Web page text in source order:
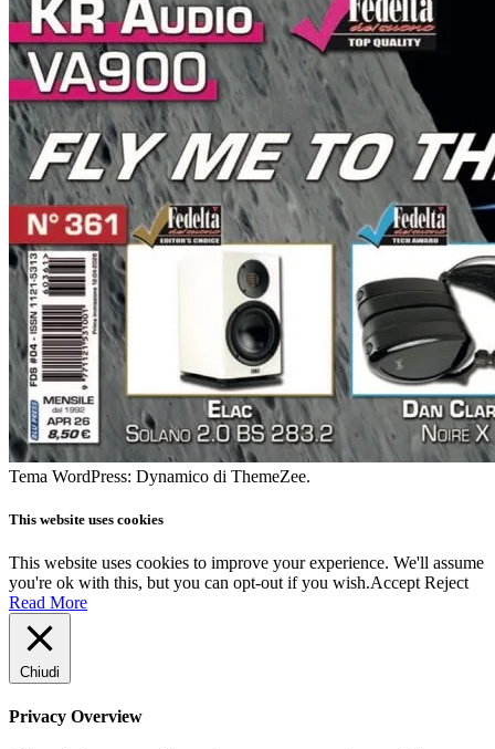
Tema WordPress: Dynamico di ThemeZee.
This website uses cookies
This website uses cookies to improve your experience. We'll assume
you're ok with this, but you can opt-out if you wish.Accept Reject
Read More
Chiudi
Privacy Overview